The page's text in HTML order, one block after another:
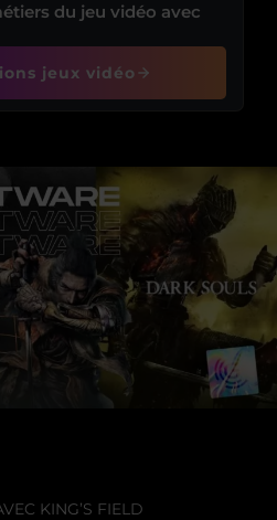
du jeu vidéo avec
jeux vidéo
KING’S FIELD